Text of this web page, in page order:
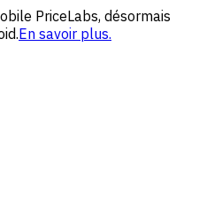
PriceLabs, désormais
En savoir plus.